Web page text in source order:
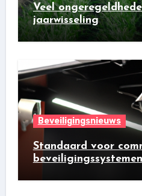
Veel
jaarwisseling
Beveiligingsnieuws
Standaard voor
beveiligingssystemen